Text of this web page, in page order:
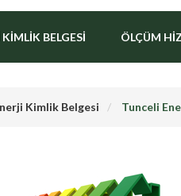
KIMLIK BELGESI ÖLÇÜM
Kimlik Belgesi Tunceli